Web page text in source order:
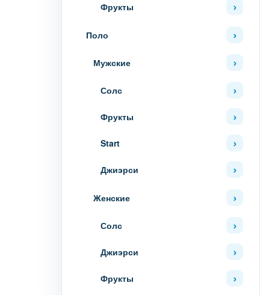
Фрукты
Поло
Мужские
Солс
Фрукты
Start
Джиэрси
Женские
Солс
Джиэрси
Фрукты